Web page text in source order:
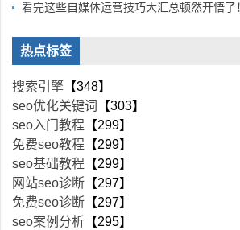
看完这些自媒体运营技巧大汇总顿然开悟了！
热点标签
搜索引擎 【348】
seo优化关键词
【303】
seo入门教程 【299】
免费seo教程 【299】
seo基础教程 【299】
网站seo诊断 【297】
免费seo诊断 【297】
seo案例分析 【295】